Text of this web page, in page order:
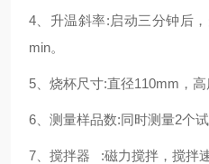
4、升温斜率:启动三分钟后
min。
5、烧杯尺寸:直径110mm，高
6、测量样品数:同时测量2个试
7、搅拌器 :磁力搅拌，搅拌